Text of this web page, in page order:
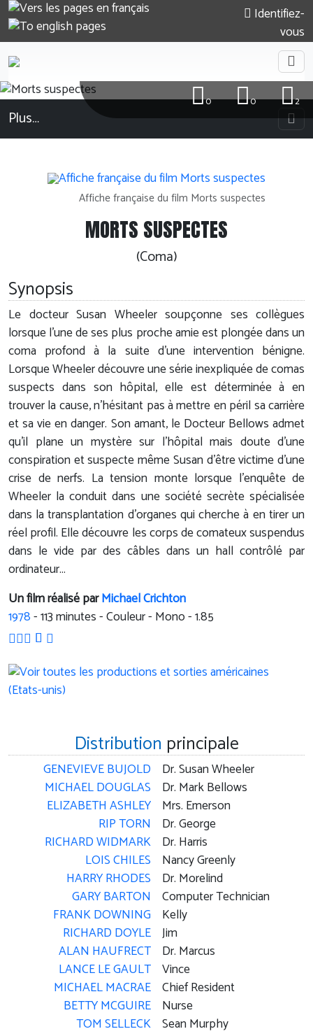
Identifiez-
vous
2
0
0
Plus…
Affiche française du film Morts suspectes
MORTS SUSPECTES
(Coma)
Synopsis
Le docteur Susan Wheeler soupçonne ses collègues
lorsque l'une de ses plus proche amie est plongée dans un
coma profond à la suite d'une intervention bénigne.
Lorsque Wheeler découvre une série inexpliquée de comas
suspects dans son hôpital, elle est déterminée à en
trouver la cause, n'hésitant pas à mettre en péril sa carrière
et sa vie en danger. Son amant, le Docteur Bellows admet
qu'il plane un mystère sur l'hôpital mais doute d'une
conspiration et suspecte même Susan d’être victime d’une
crise de nerfs. La tension monte lorsque l’enquête de
Wheeler la conduit dans une société secrète spécialisée
dans la transplantation d'organes qui cherche à en tirer un
réel profil. Elle découvre les corps de comateux suspendus
dans le vide par des câbles dans un hall contrôlé par
ordinateur...
Un film réalisé parMichael Crichton
1978-113minutes - Couleur - Mono - 1.85
Distribution principale
GENEVIEVE BUJOLD
MICHAEL DOUGLAS
ELIZABETH ASHLEY
RIP TORN
RICHARD WIDMARK
LOIS CHILES
HARRY RHODES
GARY BARTON
FRANK DOWNING
RICHARD DOYLE
ALAN HAUFRECT
LANCE LE GAULT
MICHAEL MACRAE
BETTY MCGUIRE
TOM SELLECK
Dr. Susan Wheeler
Dr. Mark Bellows
Mrs. Emerson
Dr. George
Dr. Harris
Nancy Greenly
Dr. Morelind
Computer Technician
Kelly
Jim
Dr. Marcus
Vince
Chief Resident
Nurse
Sean Murphy